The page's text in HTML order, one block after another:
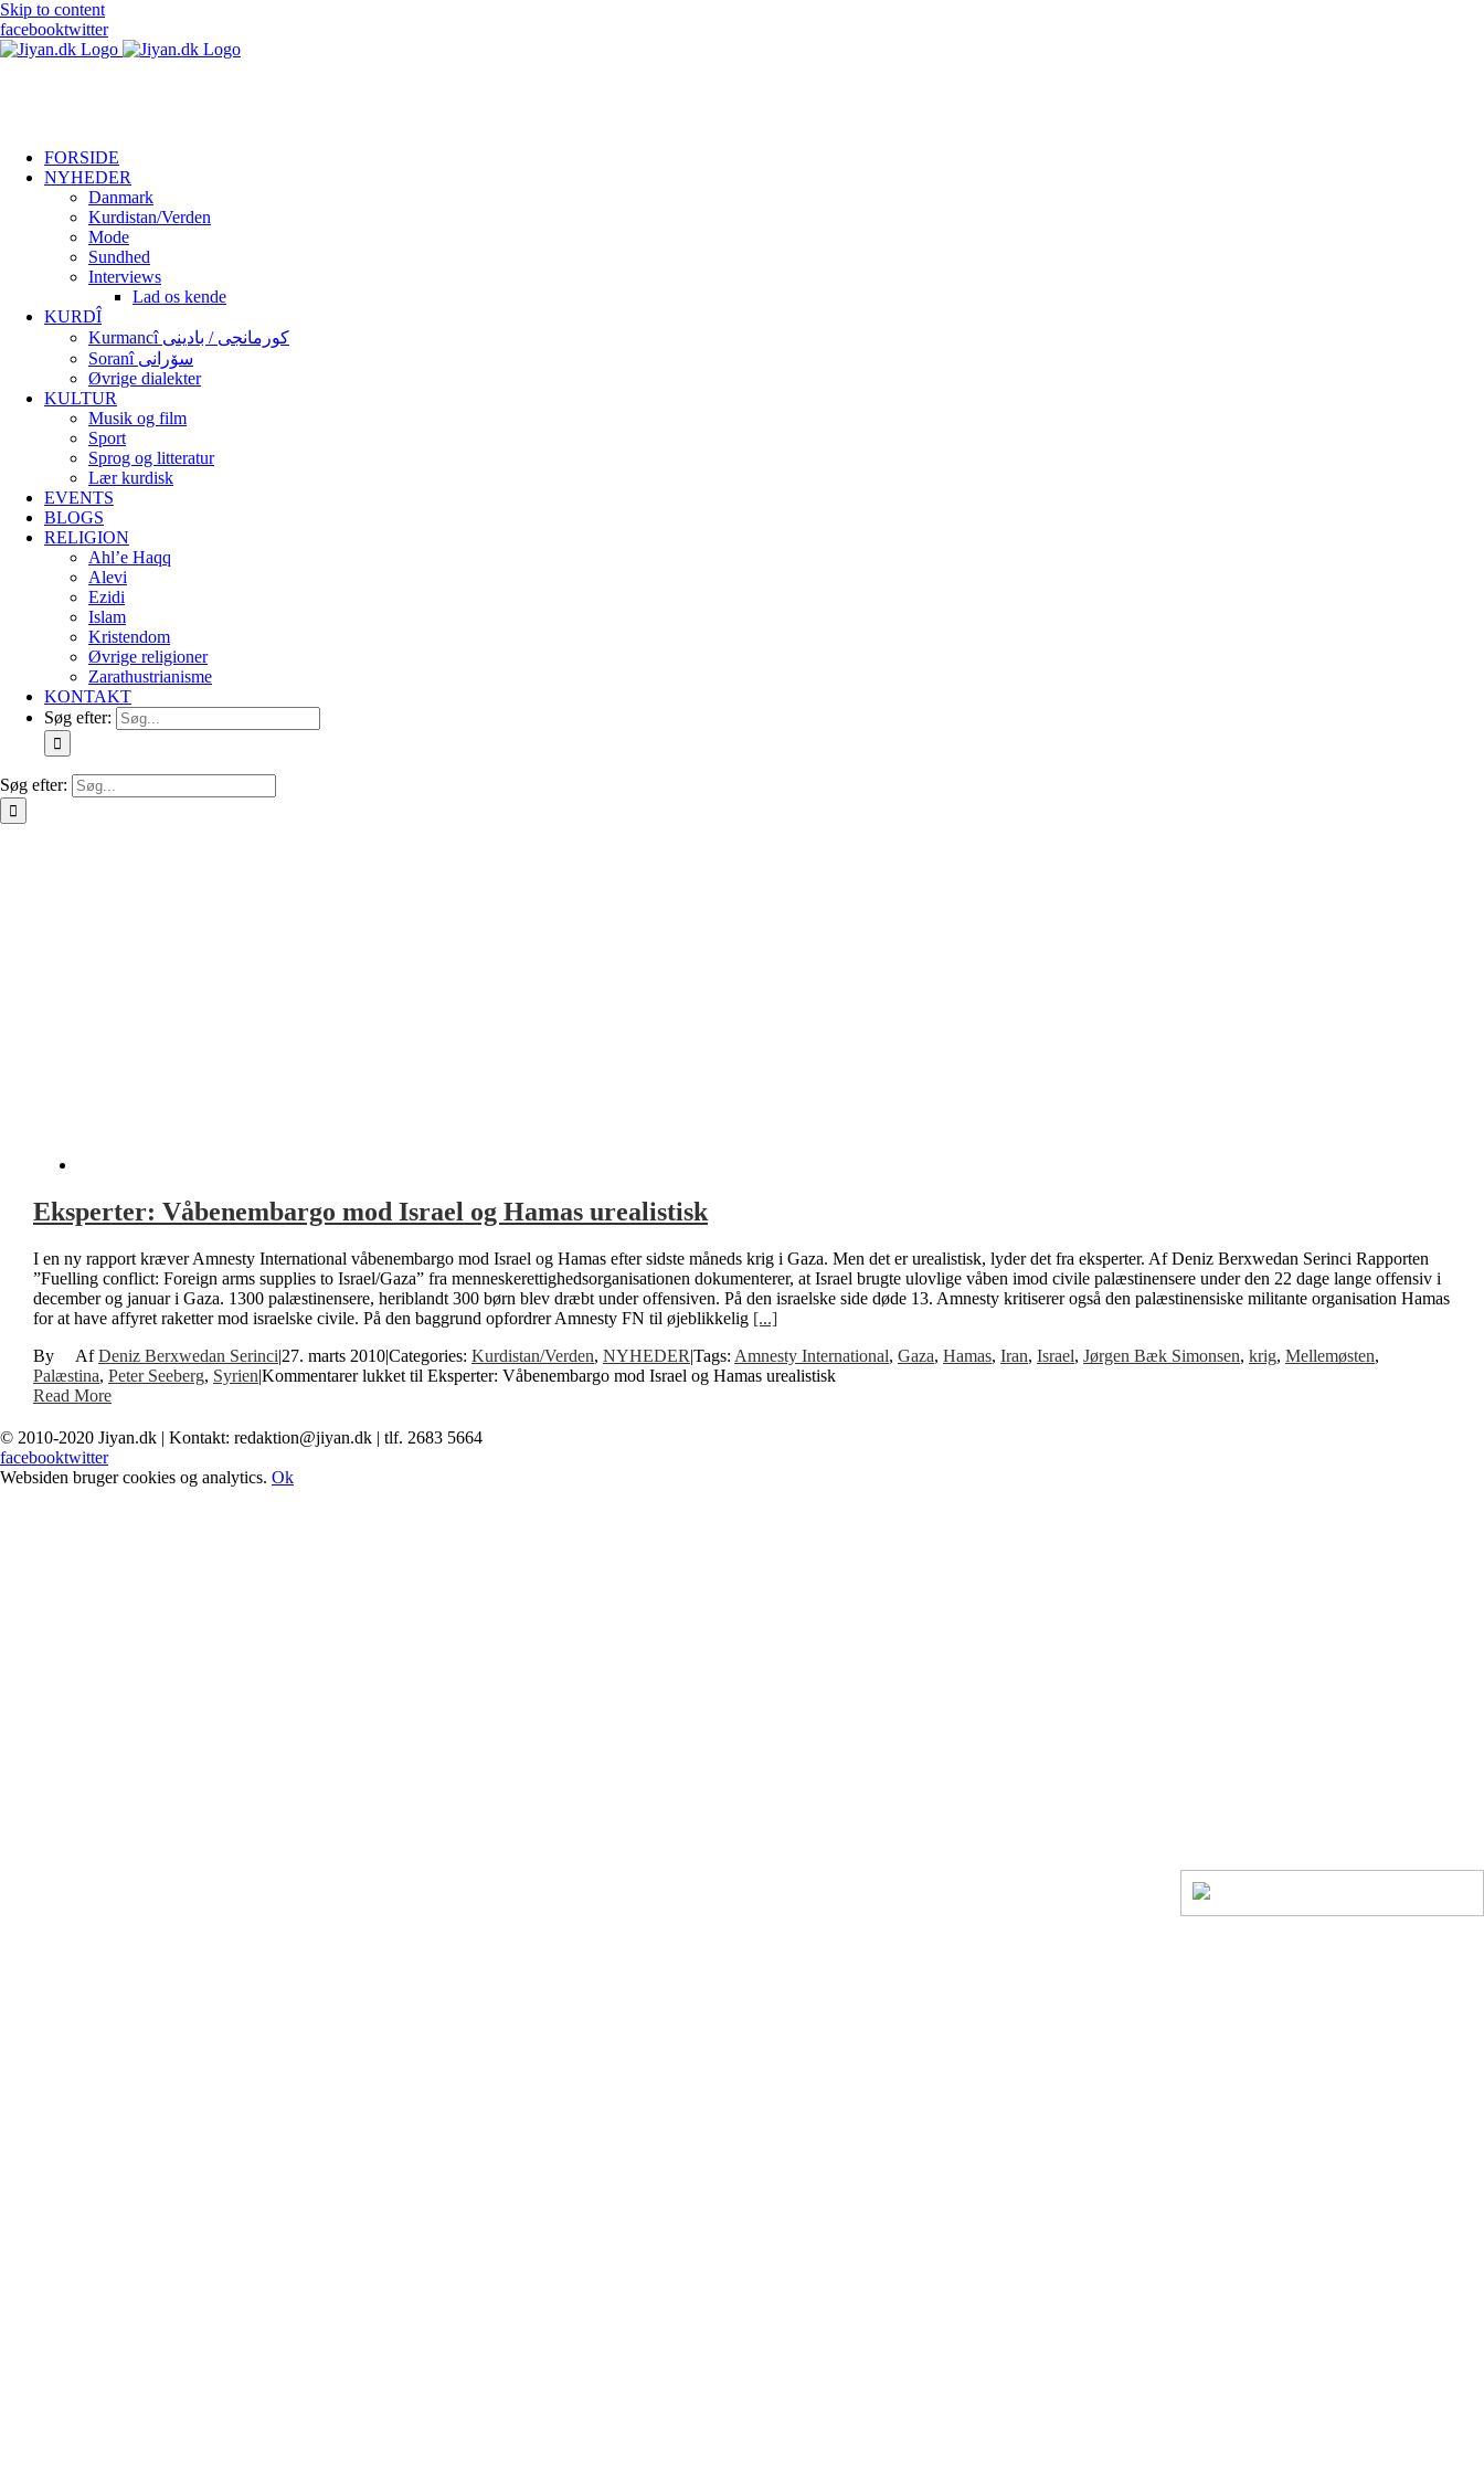
Skip to content
facebooktwitter
FORSIDE
NYHEDER
Danmark
Kurdistan/Verden
Mode
Sundhed
Interviews
Lad os kende
KURDÎ
Kurmancî کورمانجی / بادینی
Soranî سۆرانی
Øvrige dialekter
KULTUR
Musik og film
Sport
Sprog og litteratur
Lær kurdisk
EVENTS
BLOGS
RELIGION
Ahl’e Haqq
Alevi
Ezidi
Islam
Kristendom
Øvrige religioner
Zarathustrianisme
KONTAKT
Søg efter:
Søg efter:
Eksperter: Våbenembargo mod Israel og Hamas urealistisk
I en ny rapport kræver Amnesty International våbenembargo mod Israel og Hamas efter sidste måneds krig i Gaza. Men det er urealistisk, lyder det fra eksperter. Af Deniz Berxwedan Serinci Rapporten
”Fuelling conflict: Foreign arms supplies to Israel/Gaza” fra menneskerettighedsorganisationen dokumenterer, at Israel brugte ulovlige våben imod civile palæstinensere under den 22 dage lange offensiv i
december og januar i Gaza. 1300 palæstinensere, heriblandt 300 børn blev dræbt under offensiven. På den israelske side døde 13. Amnesty kritiserer også den palæstinensiske militante organisation Hamas
for at have affyret raketter mod israelske civile. På den baggrund opfordrer Amnesty FN til øjeblikkelig [...]
By
Deniz Berxwedan Serinci|27. marts 2010|Categories: Kurdistan/Verden, NYHEDER|Tags: Amnesty International, Gaza, Hamas, Iran, Israel, Jørgen Bæk Simonsen, krig, Mellemøsten,
Palæstina, Peter Seeberg, Syrien|Kommentarer lukket til Eksperter: Våbenembargo mod Israel og Hamas urealistisk
Read More
© 2010-2020 Jiyan.dk | Kontakt: redaktion@jiyan.dk | tlf. 2683 5664
facebooktwitter
Websiden bruger cookies og analytics. Ok